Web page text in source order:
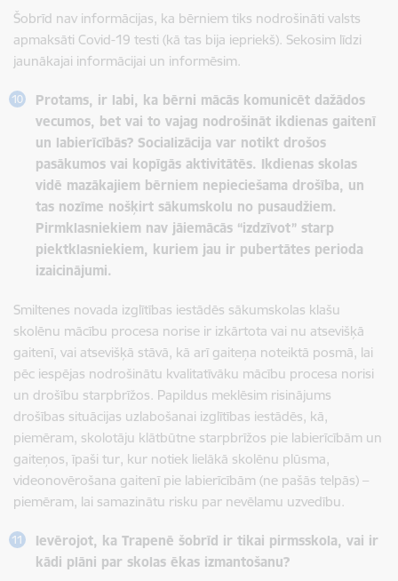
Šobrīd nav informācijas, ka bērniem tiks nodrošināti valsts
apmaksāti Covid-19 testi (kā tas bija iepriekš). Sekosim līdzi
jaunākajai informācijai un informēsim.
Protams, ir labi, ka bērni mācās komunicēt dažādos
vecumos, bet vai to vajag nodrošināt ikdienas gaitenī
un labierīcībās? Socializācija var notikt drošos
pasākumos vai kopīgās aktivitātēs. Ikdienas skolas
vidē mazākajiem bērniem nepieciešama drošība, un
tas nozīme nošķirt sākumskolu no pusaudžiem.
Pirmklasniekiem nav jāiemācās “izdzīvot” starp
piektklasniekiem, kuriem jau ir pubertātes perioda
izaicinājumi.
Smiltenes novada izglītības iestādēs sākumskolas klašu
skolēnu mācību procesa norise ir izkārtota vai nu atsevišķā
gaitenī, vai atsevišķā stāvā, kā arī gaiteņa noteiktā posmā, lai
pēc iespējas nodrošinātu kvalitatīvāku mācību procesa norisi
un drošību starpbrīžos. Papildus meklēsim risinājums
drošības situācijas uzlabošanai izglītības iestādēs, kā,
piemēram, skolotāju klātbūtne starpbrīžos pie labierīcībām un
gaiteņos, īpaši tur, kur notiek lielākā skolēnu plūsma,
videonovērošana gaitenī pie labierīcībām (ne pašās telpās) –
piemēram, lai samazinātu risku par nevēlamu uzvedību.
Ievērojot, ka Trapenē šobrīd ir tikai pirmsskola, vai ir
kādi plāni par skolas ēkas izmantošanu?